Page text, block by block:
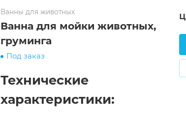
Ванны для животных
Ванна для мойки животных,
груминга
Под заказ
Технические
характеристики: